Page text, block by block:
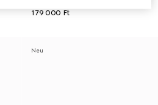
179 000 Ft
Neu